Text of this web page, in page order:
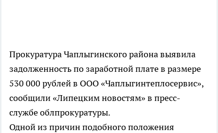
Прокуратура Чаплыгинского района выявила
задолженность по заработной плате в размере
530 000 рублей в ООО «Чаплыгинтеплосервис»,
сообщили «Липецким новостям» в пресс-
службе облпрокуратуры.
Одной из причин подобного положения